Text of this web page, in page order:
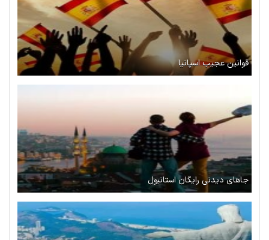
قوانین عجیب اسپانیا
جاهای دیدنی رایگان استانبول